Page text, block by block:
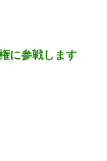
に参戦します